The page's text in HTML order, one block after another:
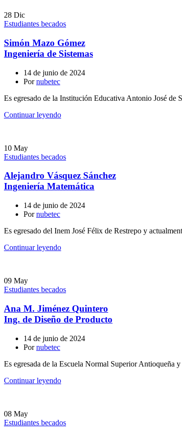
28 Dic
Estudiantes becados
Simón Mazo Gómez
Ingeniería de Sistemas
14 de junio de 2024
Por nubetec
Es egresado de la Institución Educativa Antonio José de
Continuar leyendo
10 May
Estudiantes becados
Alejandro Vásquez Sánchez
Ingeniería Matemática
14 de junio de 2024
Por nubetec
Es egresado del Inem José Félix de Restrepo y
Continuar leyendo
09 May
Estudiantes becados
Ana M. Jiménez Quintero
Ing. de Diseño de Producto
14 de junio de 2024
Por nubetec
Es egresada de la Escuela Normal Superior Antioqueña
Continuar leyendo
08 May
Estudiantes becados